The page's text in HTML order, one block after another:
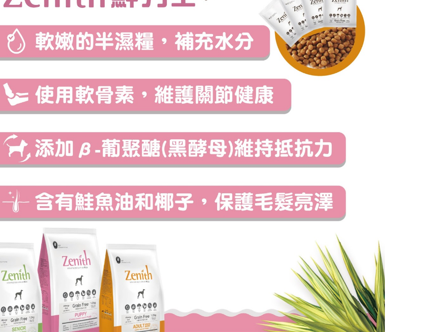
是否繳費成功／繳費後需取消欲退款等相關疑問，請聯繫「AFTEE先享後
https://netprotections.freshdesk.com/support/home
【注意事項】
１．透過由恩沛科技股份有限公司提供之「AFTEE先享後付」服務完成之
交易，需依本服務之必要範圍內提供個人資料，並將交易相關給付款項請
求債權轉讓予恩沛科技股份有限公司。
２．關於個人資料處理事宜，請瀏覽以下網址：
３．未成年的使用者請事先徵得法定代理人或監護人之同意方可使用
「AFTEE先享後付」，若未經同意申辦者引起之損失，本公司不負相關責
任。
４．使用「AFTEE先享後付」時，將依據個別帳號之用戶狀況，依本公司
５．嚴禁一人註冊多個帳號或使用他人資訊註冊。若發現惡意使用之情
形，恩沛科技股份有限公司將有權停止該用戶之使用額度並採取法律行
動。
付款後萊爾富取貨_限重10KG
每筆NT$60，滿NT$999(含以上)免運費
7-11取貨付款_限重10KG
每筆NT$60，滿NT$999(含以上)免運費
每筆NT$60，滿NT$999(含以上)免運費
宅配
每筆NT$120，滿NT$999(含以上)免運費
中壢限定｜毛速配 14:00前下單當日到！🐶
每筆NT$120，滿NT$999(含以上)免運費